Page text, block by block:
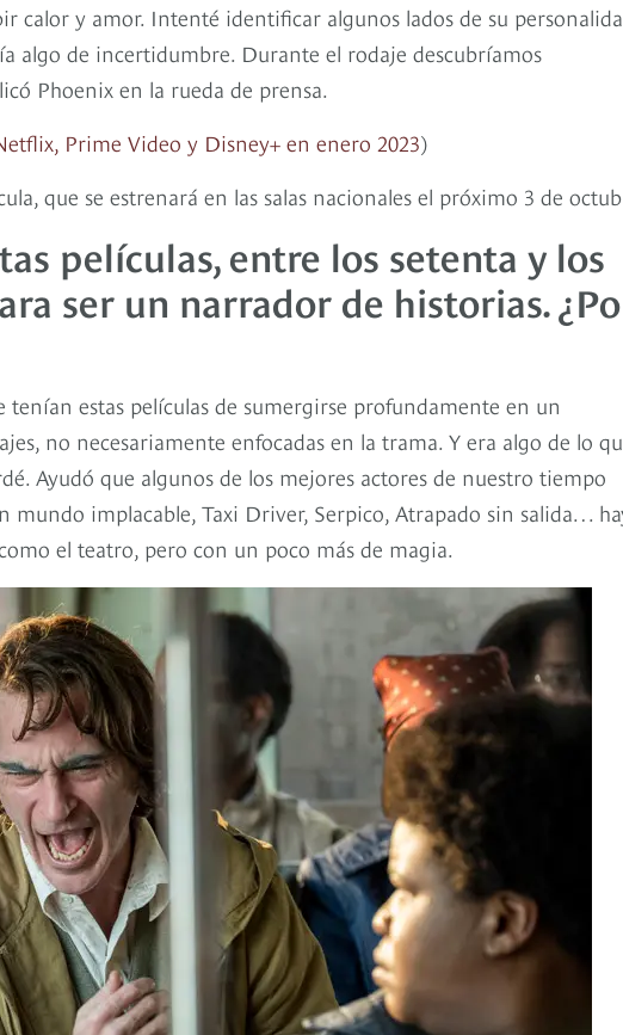
calor y amor. Intenté identificar algunos lados de su
algo de incertidumbre. Durante el rodaje descubríamos
Phoenix en la rueda de prensa.
Prime Video y Disney+ en enero 2023)
que se estrenará en las salas nacionales el próximo 3 de
películas, entre los setenta y los
ser un narrador de historias.
estas películas de sumergirse profundamente en un
no necesariamente enfocadas en la trama. Y era algo de lo
Ayudó que algunos de los mejores actores de nuestro tiempo
mundo implacable, Taxi Driver, Serpico, Atrapado sin salida…
el teatro, pero con un poco más de magia.